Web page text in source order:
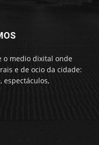
o medio dixital onde
e de ocio da cidade:
espectáculos,